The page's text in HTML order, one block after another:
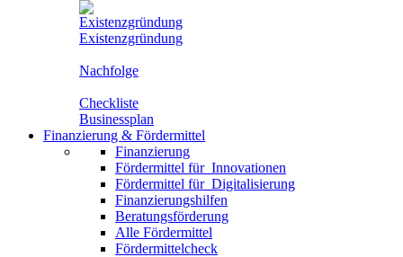
Existenzgründung
Nachfolge
Checkliste
Businessplan
Finanzierung & Fördermittel
Finanzierung
Fördermittel für Innovationen
Fördermittel für Digitalisierung
Finanzierungshilfen
Beratungsförderung
Alle Fördermittel
Fördermittelcheck